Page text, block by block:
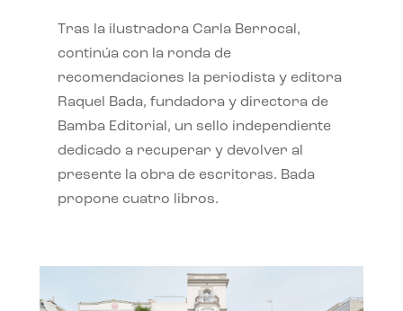
Tras la ilustradora Carla Berrocal,
continúa con la ronda de
recomendaciones la periodista y editora
Raquel Bada, fundadora y directora de
Bamba Editorial, un sello independiente
dedicado a recuperar y devolver al
presente la obra de escritoras. Bada
propone cuatro libros.